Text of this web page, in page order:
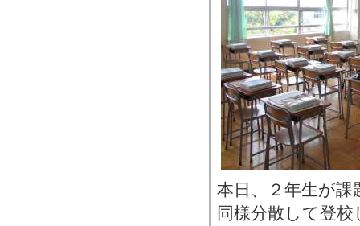
本日、２年生が
同様分散して登